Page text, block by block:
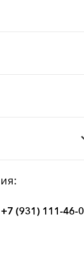
+7 (931) 111-46-